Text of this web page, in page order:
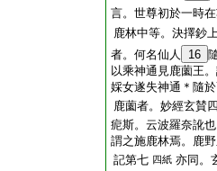
言。世尊初於一時
鹿林中等。決擇鈔
者。何名仙人
16
以乘神通見鹿薗王
婇女遂失神通＊隨
鹿薗者。妙經玄賛
痆斯。云波羅奈訛
謂之施鹿林焉。鹿
記第七 四紙 亦同。